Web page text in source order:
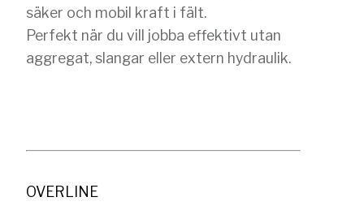
säker och mobil kraft i fält.
Perfekt när du vill jobba effektivt utan
aggregat, slangar eller extern hydraulik.
OVERLINE